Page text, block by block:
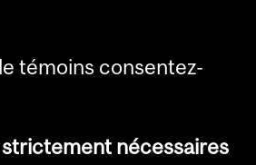
témoins consentez-
nécessaires